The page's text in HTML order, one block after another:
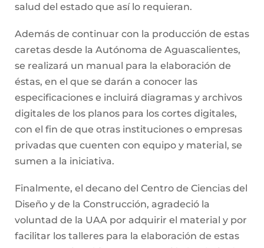
salud del estado que así lo requieran.
Además de continuar con la producción de estas
caretas desde la Autónoma de Aguascalientes,
se realizará un manual para la elaboración de
éstas, en el que se darán a conocer las
especificaciones e incluirá diagramas y archivos
digitales de los planos para los cortes digitales,
con el fin de que otras instituciones o empresas
privadas que cuenten con equipo y material, se
sumen a la iniciativa.
Finalmente, el decano del Centro de Ciencias del
Diseño y de la Construcción, agradeció la
voluntad de la UAA por adquirir el material y por
facilitar los talleres para la elaboración de estas